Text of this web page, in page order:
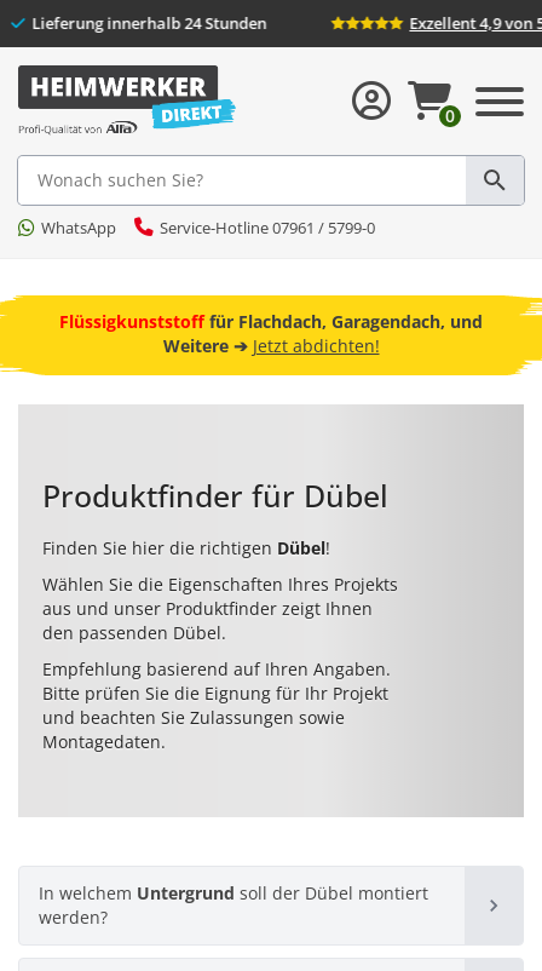
Lieferung innerhalb 24 Stunden
Suche
WhatsApp Service-Hotline 07961 / 5799-0
0
Garagendach, und
Freunde werben und 10
Produktfinder für Dübel
Finden Sie hier die richtigen Dübel!
Wählen Sie die Eigenschaften Ihres Projekts
aus und unser Produktfinder zeigt Ihnen
den passenden Dübel.
Empfehlung basierend auf Ihren Angaben.
Bitte prüfen Sie die Eignung für Ihr Projekt
und beachten Sie Zulassungen sowie
Montagedaten.
In welchem Untergrund soll der Dübel montiert
werden?